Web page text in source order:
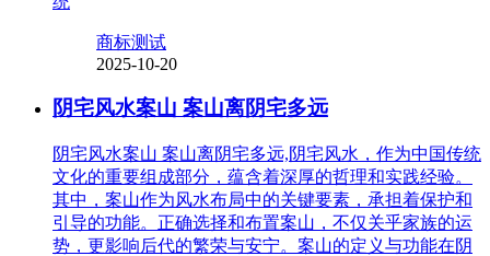
商标测试
2025-10-20
阴宅风水案山 案山离阴宅多远
阴宅风水案山 案山离阴宅多远,阴宅风水，作为中国传统
文化的重要组成部分，蕴含着深厚的哲理和实践经验。
其中，案山作为风水布局中的关键要素，承担着保护和
引导的功能。正确选择和布置案山，不仅关乎家族的运
势，更影响后代的繁荣与安宁。案山的定义与功能在阴